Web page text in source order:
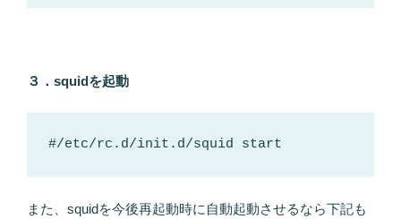
３．squidを起動
#/etc/rc.d/init.d/squid start
また、squidを今後再起動時に自動起動させるなら下記も